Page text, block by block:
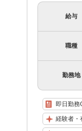
給与
職種
勤務地
即日勤務
経験者・